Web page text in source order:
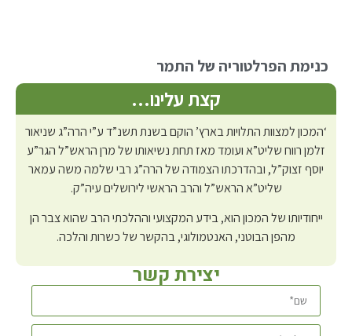
כנימת הפרלטוריה של התמר
קצת עלינו…
‘המכון למצוות התלויות בארץ’ הוקם בשנת תשנ”ד ע”י הרה”ג שניאור
זלמן רווח שליט”א ועומד מאז תחת נשיאותו של מרן הראש”ל הגר”ע
יוסף זצוק”ל, ובהדרכתו הצמודה של הרה”ג רבי שלמה משה עמאר
שליט”א הראש”ל והרב הראשי לירושלים עיה”ק.
ייחודיותו של המכון הוא, בידע המקצועי וההלכתי הרב שהוא צבר הן
מהפן הבוטני, האנטמולוגי, בהקשר של כשרות והלכה.
יצירת קשר